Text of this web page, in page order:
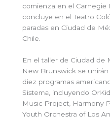
comienza en el Carnegie
concluye en el Teatro
paradas en Ciudad de
Chile.
En el taller de Ciudad de
New Brunswick se
diez programas
Sistema, incluyendo
Music Project, Harmony
Youth Orchestra of Los